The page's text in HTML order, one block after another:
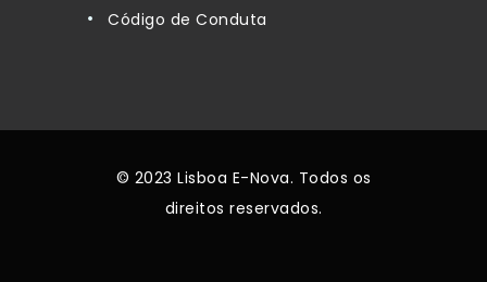
Código de Conduta
© 2023 Lisboa E-Nova. Todos os
direitos reservados.